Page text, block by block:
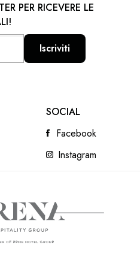
PER RICEVERE LE
Iscriviti
SOCIAL
Facebook
Instagram